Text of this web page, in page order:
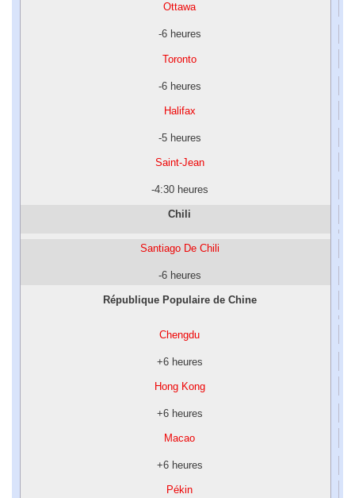
Ottawa
-6 heures
Toronto
-6 heures
Halifax
-5 heures
Saint-Jean
-4:30 heures
Chili
Santiago De Chili
-6 heures
République Populaire de Chine
Chengdu
+6 heures
Hong Kong
+6 heures
Macao
+6 heures
Pékin